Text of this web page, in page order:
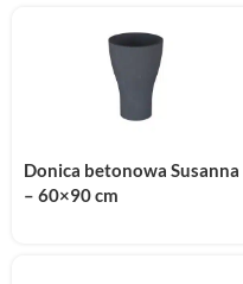
Donica betonowa Susanna
– 60×90 cm